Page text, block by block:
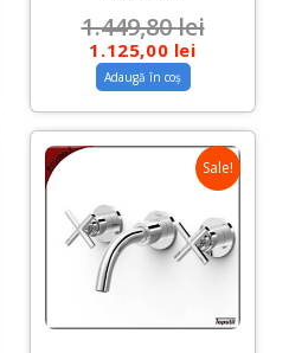
1.449,80lei
1.125,00 lei
Adaugă în coș
Sale!